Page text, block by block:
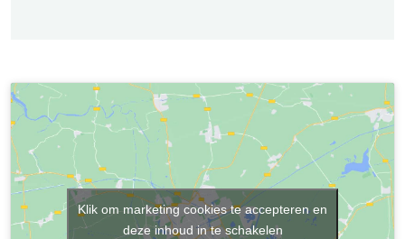
Klik om marketing cookies te accepteren en
deze inhoud in te schakelen